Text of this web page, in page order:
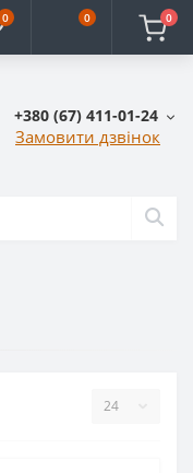
0 0 0
+380 (67) 411-01-24
Замовити дзвінок